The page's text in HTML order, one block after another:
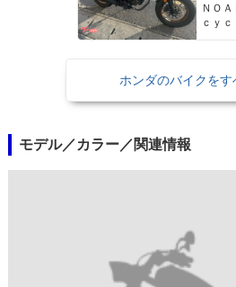
ＮＯ
ｃｙ
ホンダのバイクをす
モデル／カラー／関連情報